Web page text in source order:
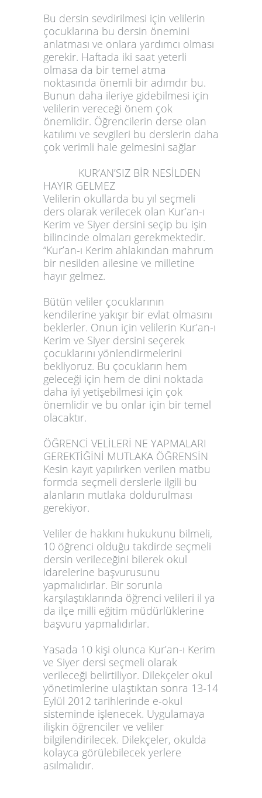
Bu dersin sevdirilmesi için velilerin
çocuklarına bu dersin önemini
anlatması ve onlara yardımcı olması
gerekir. Haftada iki saat yeterli
olmasa da bir temel atma
noktasında önemli bir adımdır bu.
Bunun daha ileriye gidebilmesi için
velilerin vereceği önem çok
önemlidir. Öğrencilerin derse olan
katılımı ve sevgileri bu derslerin daha
çok verimli hale gelmesini sağlar
KUR’AN’SIZ BİR NESİLDEN
HAYIR GELMEZ
Velilerin okullarda bu yıl seçmeli
ders olarak verilecek olan Kur’an-ı
Kerim ve Siyer dersini seçip bu işin
bilincinde olmaları gerekmektedir.
“Kur’an-ı Kerim ahlakından mahrum
bir nesilden ailesine ve milletine
hayır gelmez.
Bütün veliler çocuklarının
kendilerine yakışır bir evlat olmasını
beklerler. Onun için velilerin Kur’an-ı
Kerim ve Siyer dersini seçerek
çocuklarını yönlendirmelerini
bekliyoruz. Bu çocukların hem
geleceği için hem de dini noktada
daha iyi yetişebilmesi için çok
önemlidir ve bu onlar için bir temel
olacaktır.
ÖĞRENCİ VELİLERİ NE YAPMALARI
GEREKTİĞİNİ MUTLAKA ÖĞRENSİN
Kesin kayıt yapılırken verilen matbu
formda seçmeli derslerle ilgili bu
alanların mutlaka doldurulması
gerekiyor.
Veliler de hakkını hukukunu bilmeli,
10 öğrenci olduğu takdirde seçmeli
dersin verileceğini bilerek okul
idarelerine başvurusunu
yapmalıdırlar. Bir sorunla
karşılaştıklarında öğrenci velileri il ya
da ilçe milli eğitim müdürlüklerine
başvuru yapmalıdırlar.
Yasada 10 kişi olunca Kur’an-ı Kerim
ve Siyer dersi seçmeli olarak
verileceği belirtiliyor. Dilekçeler okul
yönetimlerine ulaştıktan sonra 13-14
Eylül 2012 tarihlerinde e-okul
sisteminde işlenecek. Uygulamaya
ilişkin öğrenciler ve veliler
bilgilendirilecek. Dilekçeler, okulda
kolayca görülebilecek yerlere
asılmalıdır.